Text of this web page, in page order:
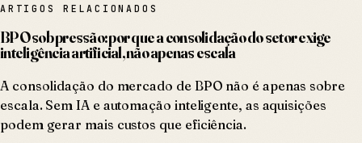
ARTIGOS RELACIONADOS
BPO sob pressão: por que a consolidação do setor exige
inteligência artificial, não apenas escala
A consolidação do mercado de BPO não é apenas sobre
escala. Sem IA e automação inteligente, as aquisições
podem gerar mais custos que eficiência.